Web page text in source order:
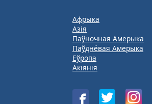
Афрыка
Азія
Паўночная Амерыка
Паўднёвая Амерыка
Еўропа
Акіянія